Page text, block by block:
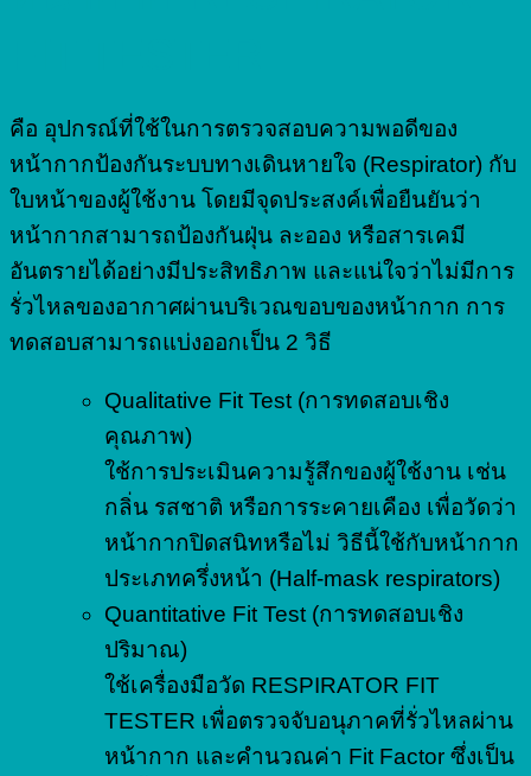
คือ อุปกรณ์ที่ใช้ในการตรวจสอบความพอดีของ
หน้ากากป้องกันระบบทางเดินหายใจ (Respirator) กับ
ใบหน้าของผู้ใช้งาน โดยมีจุดประสงค์เพื่อยืนยันว่า
หน้ากากสามารถป้องกันฝุ่น ละออง หรือสารเคมี
อันตรายได้อย่างมีประสิทธิภาพ และแน่ใจว่าไม่มีการ
รั่วไหลของอากาศผ่านบริเวณขอบของหน้ากาก การ
ทดสอบสามารถแบ่งออกเป็น 2 วิธี
Qualitative Fit Test (การทดสอบเชิง
คุณภาพ)
ใช้การประเมินความรู้สึกของผู้ใช้งาน เช่น
กลิ่น รสชาติ หรือการระคายเคือง เพื่อวัดว่า
หน้ากากปิดสนิทหรือไม่ วิธีนี้ใช้กับหน้ากาก
ประเภทครึ่งหน้า (Half-mask respirators)
Quantitative Fit Test (การทดสอบเชิง
ปริมาณ)
ใช้เครื่องมือวัด RESPIRATOR FIT
TESTER เพื่อตรวจจับอนุภาคที่รั่วไหลผ่าน
หน้ากาก และคำนวณค่า Fit Factor ซึ่งเป็น